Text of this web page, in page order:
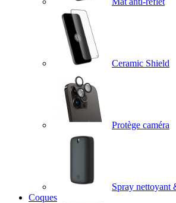
Ceramic Shield
Protège caméra
Spray nettoyant
Coques